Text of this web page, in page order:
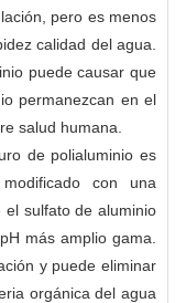
pero es menos
calidad del agua.
puede causar que
permanezcan en el
salud humana.
de polialuminio es
con una
sulfato de aluminio
más amplio gama.
y puede eliminar
orgánica del agua